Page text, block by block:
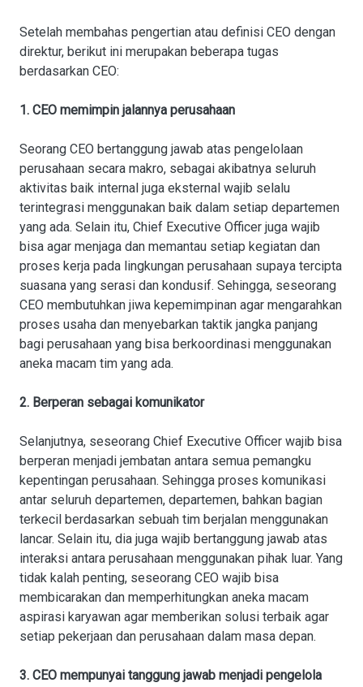
Setelah membahas pengertian atau definisi CEO dengan
direktur, berikut ini merupakan beberapa tugas
berdasarkan CEO:
1. CEO memimpin jalannya perusahaan
Seorang CEO bertanggung jawab atas pengelolaan
perusahaan secara makro, sebagai akibatnya seluruh
aktivitas baik internal juga eksternal wajib selalu
terintegrasi menggunakan baik dalam setiap departemen
yang ada. Selain itu, Chief Executive Officer juga wajib
bisa agar menjaga dan memantau setiap kegiatan dan
proses kerja pada lingkungan perusahaan supaya tercipta
suasana yang serasi dan kondusif. Sehingga, seseorang
CEO membutuhkan jiwa kepemimpinan agar mengarahkan
proses usaha dan menyebarkan taktik jangka panjang
bagi perusahaan yang bisa berkoordinasi menggunakan
aneka macam tim yang ada.
2. Berperan sebagai komunikator
Selanjutnya, seseorang Chief Executive Officer wajib bisa
berperan menjadi jembatan antara semua pemangku
kepentingan perusahaan. Sehingga proses komunikasi
antar seluruh departemen, departemen, bahkan bagian
terkecil berdasarkan sebuah tim berjalan menggunakan
lancar. Selain itu, dia juga wajib bertanggung jawab atas
interaksi antara perusahaan menggunakan pihak luar. Yang
tidak kalah penting, seseorang CEO wajib bisa
membicarakan dan memperhitungkan aneka macam
aspirasi karyawan agar memberikan solusi terbaik agar
setiap pekerjaan dan perusahaan dalam masa depan.
3. CEO mempunyai tanggung jawab menjadi pengelola